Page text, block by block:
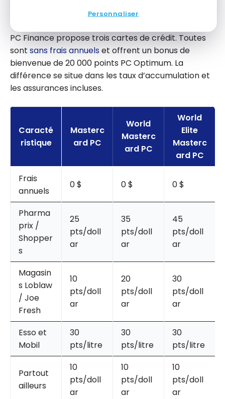
Personnaliser
Quelle carte PC Finance choisir?
PC Finance propose trois cartes de crédit. Toutes
sont sans frais annuelset offrent un bonus de
bienvenue de 20 000 points PC Optimum. La
différence se situe dans les taux d’accumulation et
les assurances incluses.
Caracté
ristique
Masterc
ard PC
World
Masterc
ard PC
World
Elite
Masterc
ard PC
Frais
annuels
0 $ 0 $ 0 $
Pharma
prix /
Shopper
s
25
pts/doll
ar
35
pts/doll
ar
45
pts/doll
ar
Magasin
s Loblaw
/ Joe
Fresh
10
pts/doll
ar
20
pts/doll
ar
30
pts/doll
ar
Esso et
Mobil
30
pts/litre
30
pts/litre
30
pts/litre
Partout
ailleurs
10
pts/doll
ar
10
pts/doll
ar
10
pts/doll
ar